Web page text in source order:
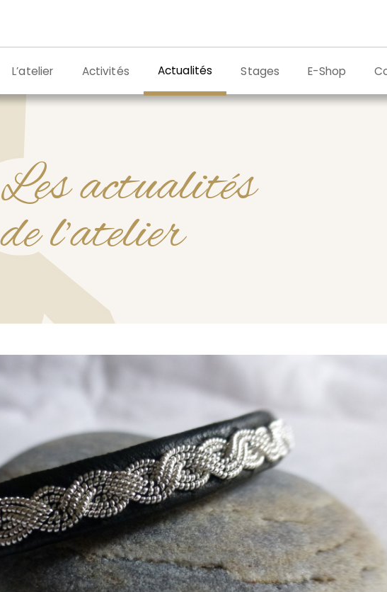
L’atelier Activités Actualités Stages E-Shop
Les actualités
de l’atelier